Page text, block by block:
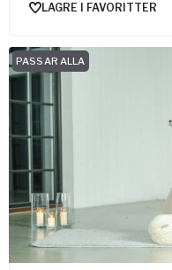
LAGRE I FAVORITTER
PASSAR ALLA